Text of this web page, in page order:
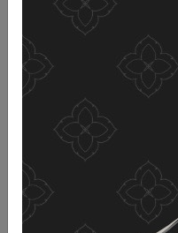
ท่าน เพื่อการพัฒนาและป
เว็บไซต์นี้โดยไม่มีการปรั
รับคุกกี้บนเว็บไซต์ และนโ
ดูรายละเอียด
02-659-6811
เปลี่ยนการแสดงผล
ก-ก